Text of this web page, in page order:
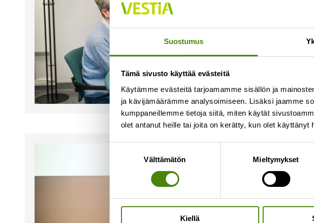
Suostumus
Tämä sivusto käyttää evästeitä
Käytämme evästeitä tarjoamamme sisällön ja
ja kävijämäärämme analysoimiseen. Lisäksi jaamme
kumppaneillemme tietoja siitä, miten käytät
olet antanut heille tai joita on kerätty, kun olet käyttänyt
Välttämätön Mieltymykset
Kiellä
Lue lisää »
18.3.2026
Viime
yhteiseen